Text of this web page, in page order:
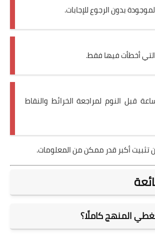
بدون الرجوع للإجابات.
التي أخطأت فيها فقط.
قبل النوم لمراجعة الخرائط والنقاط
تثبيت أكبر قدر ممكن من المعلومات.
المنهج كاملًا؟